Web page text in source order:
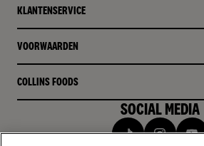
KLANTENSERVICE
VOORWAARDEN
COLLINS FOODS
SOCIAL MEDIA